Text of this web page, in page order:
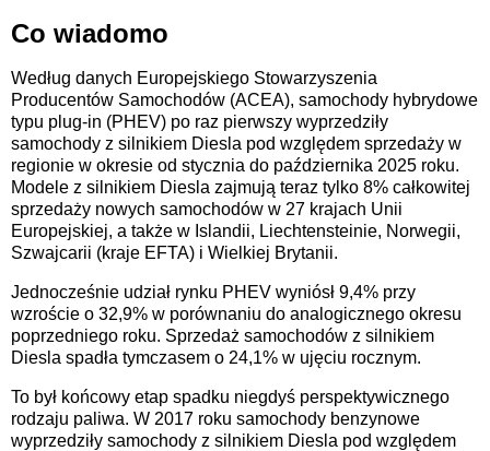
Co wiadomo
Według danych Europejskiego Stowarzyszenia
Producentów Samochodów (ACEA), samochody hybrydowe
typu plug-in (PHEV) po raz pierwszy wyprzedziły
samochody z silnikiem Diesla pod względem sprzedaży w
regionie w okresie od stycznia do października 2025 roku.
Modele z silnikiem Diesla zajmują teraz tylko 8% całkowitej
sprzedaży nowych samochodów w 27 krajach Unii
Europejskiej, a także w Islandii, Liechtensteinie, Norwegii,
Szwajcarii (kraje EFTA) i Wielkiej Brytanii.
Jednocześnie udział rynku PHEV wyniósł 9,4% przy
wzroście o 32,9% w porównaniu do analogicznego okresu
poprzedniego roku. Sprzedaż samochodów z silnikiem
Diesla spadła tymczasem o 24,1% w ujęciu rocznym.
To był końcowy etap spadku niegdyś perspektywicznego
rodzaju paliwa. W 2017 roku samochody benzynowe
wyprzedziły samochody z silnikiem Diesla pod względem